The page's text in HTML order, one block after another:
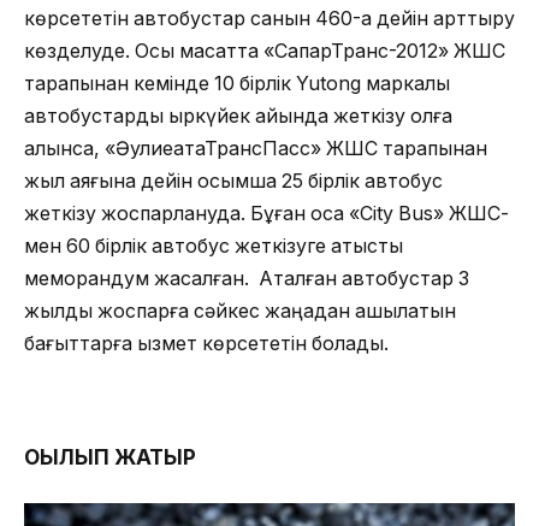
көрсететін автобустар санын 460-қа дейін арттыру
көзделуде. Осы мақсатта «СапарТранс-2012» ЖШС
тарапынан кемінде 10 бірлік Yutong маркалы
автобустарды қыркүйек айында жеткізу қолға
алынса, «ӘулиеатаТрансПасс» ЖШС тарапынан
жыл аяғына дейін қосымша 25 бірлік автобус
жеткізу жоспарлануда. Бұған қоса «City Bus» ЖШС-
мен 60 бірлік автобус жеткізуге қатысты
меморандум жасалған. Аталған автобустар 3
жылдық жоспарға сәйкес жаңадан ашылатын
бағыттарға қызмет көрсететін болады.
ОҚЫЛЫП ЖАТЫР